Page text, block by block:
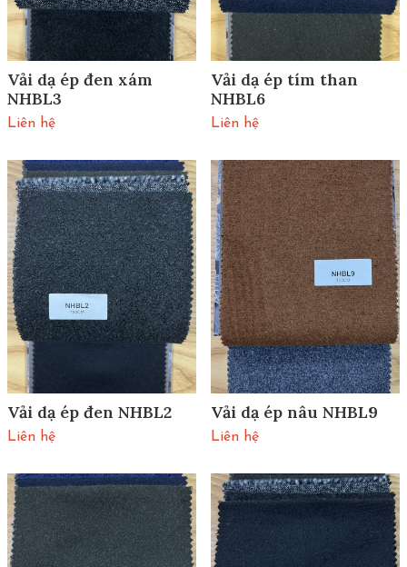
Vải dạ ép đen xám
NHBL3
Liên hệ
Vải dạ ép tím than
NHBL6
Liên hệ
Vải dạ ép đen NHBL2
Liên hệ
Vải dạ ép nâu NHBL9
Liên hệ